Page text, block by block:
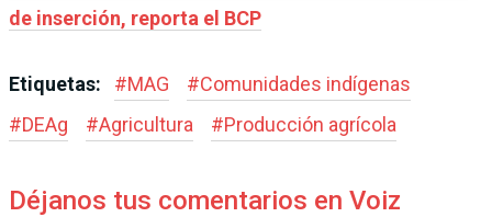
de inserción, reporta el BCP
Etiquetas: #MAG #Comunidades indígenas
#DEAg #Agricultura #Producción agrícola
Déjanos tus comentarios en Voiz